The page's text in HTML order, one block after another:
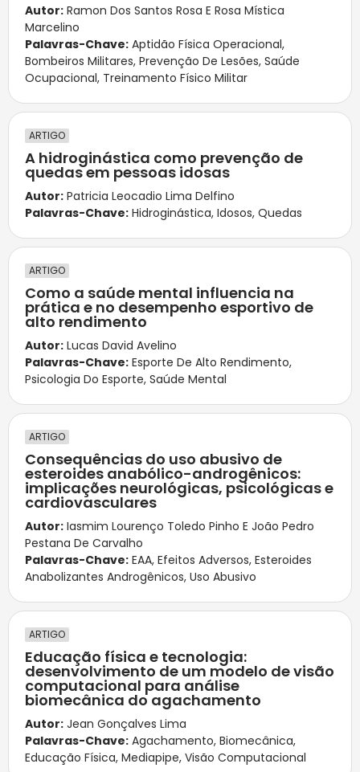
Autor: Ramon Dos Santos Rosa E Rosa Mística
Marcelino
Palavras-Chave: Aptidão Física Operacional,
Bombeiros Militares, Prevenção De Lesões, Saúde
Ocupacional, Treinamento Físico Militar
ARTIGO
A hidroginástica como prevenção de
quedas em pessoas idosas
Autor: Patricia Leocadio Lima Delfino
Palavras-Chave: Hidroginástica, Idosos, Quedas
ARTIGO
Como a saúde mental influencia na
prática e no desempenho esportivo de
alto rendimento
Autor: Lucas David Avelino
Palavras-Chave: Esporte De Alto Rendimento,
Psicologia Do Esporte, Saúde Mental
ARTIGO
Consequências do uso abusivo de
esteroides anabólico-androgênicos:
implicações neurológicas, psicológicas e
cardiovasculares
Autor: Iasmim Lourenço Toledo Pinho E João Pedro
Pestana De Carvalho
Palavras-Chave: EAA, Efeitos Adversos, Esteroides
Anabolizantes Androgênicos, Uso Abusivo
ARTIGO
Educação física e tecnologia:
desenvolvimento de um modelo de visão
computacional para análise
biomecânica do agachamento
Autor: Jean Gonçalves Lima
Palavras-Chave: Agachamento, Biomecânica,
Educação Física, Mediapipe, Visão Computacional